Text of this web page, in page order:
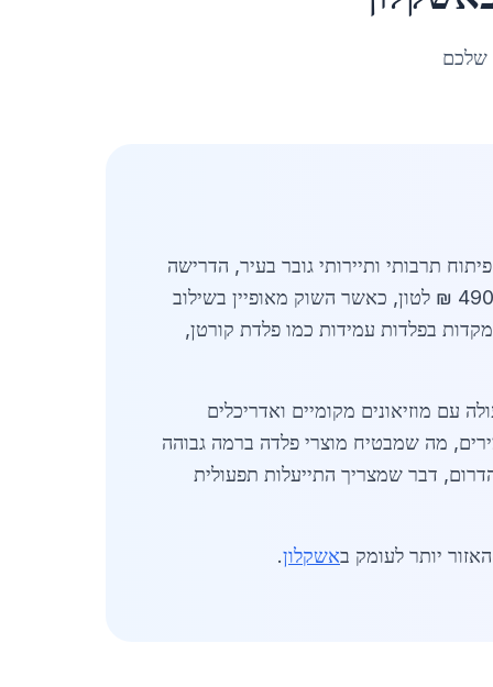
שלכם
תרבותי ותיירותי גובר בעיר, הדרישה
לפלדת תרבות איכותית ועמידה עולה בהתמדה. המחיר הממוצע של פלדה למוזיאונים באזור עומד כעת על כ-4900 ₪ לטון, כאשר השוק מאופיין בשילוב
בפלדות עמידות כמו פלדת קורטן,
עם מוזיאונים מקומיים ואדריכלים
מה שמבטיח מוצרי פלדה ברמה גבוהה
דבר שמצריך התייעלות תפעולית
יותר לעומק באשקלון.